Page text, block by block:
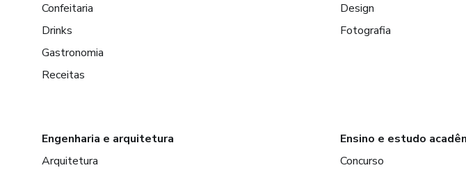
Confeitaria
Drinks
Gastronomia
Receitas
Design
Fotografia
Engenharia e arquitetura
Arquitetura
Ensino e estudo
Concurso